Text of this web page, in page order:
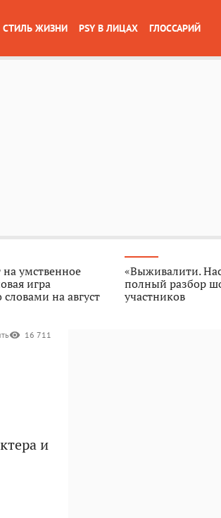
СТИЛЬ ЖИЗНИ PSY В ЛИЦАХ ГЛОССАРИЙ
умственное
игра
на август
«Выживалити.
полный разбор
участников
16 711
и